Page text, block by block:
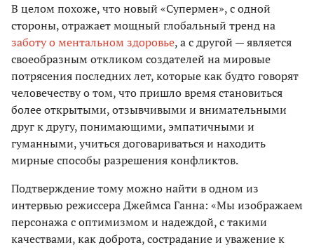
В целом похоже, что новый «Супермен», с одной
стороны, отражает мощный глобальный тренд на
заботу о ментальном здоровье, а с другой — является
своеобразным откликом создателей на мировые
потрясения последних лет, которые как будто говорят
человечеству о том, что пришло время становиться
более открытыми, отзывчивыми и внимательными
друг к другу, понимающими, эмпатичными и
гуманными, учиться договариваться и находить
мирные способы разрешения конфликтов.
Подтверждение тому можно найти в одном из
интервью режиссера Джеймса Ганна: «Мы изображаем
персонажа с оптимизмом и надеждой, с такими
качествами, как доброта, сострадание и уважение к